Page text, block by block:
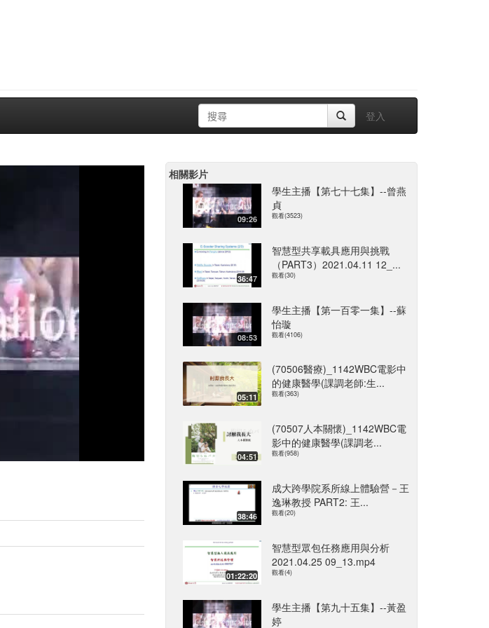
登入
相關影片
09:26
學生主播【第七十七集】--曾燕
貞
觀看(3523)
36:47
智慧型共享載具應用與挑戰
（PART3）2021.04.11 12_...
觀看(30)
08:53
學生主播【第一百零一集】--蘇
怡璇
觀看(4106)
05:11
(70506醫療)_1142WBC電影中
的健康醫學(課調老師:生...
觀看(363)
04:51
(70507人本關懷)_1142WBC電
影中的健康醫學(課調老...
觀看(958)
38:46
成大跨學院系所線上體驗營－王
逸琳教授 PART2: 王...
觀看(20)
01:22:20
智慧型眾包任務應用與分析
2021.04.25 09_13.mp4
觀看(4)
學生主播【第九十五集】--黃盈
婷